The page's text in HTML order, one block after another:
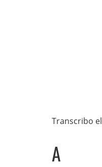
Transcribo el
A